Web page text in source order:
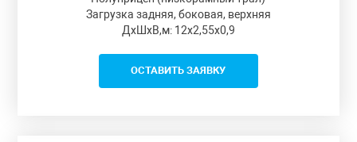
Загрузка задняя, боковая, верхняя
ДxШxВ,м: 12x2,55x0,9
ОСТАВИТЬ ЗАЯВКУ